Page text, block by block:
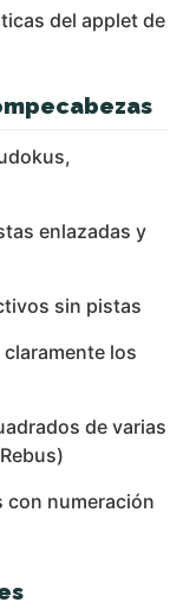
del applet de
enlazadas y
sin pistas
los
de varias
con numeración